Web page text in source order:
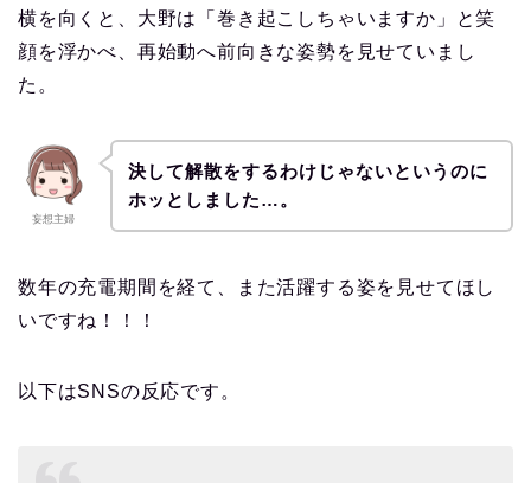
横を向くと、大野は「巻き起こしちゃいますか」と笑
顔を浮かべ、再始動へ前向きな姿勢を見せていまし
た。
妄想主婦
決して解散をするわけじゃないというのに
ホッとしました…。
数年の充電期間を経て、また活躍する姿を見せてほし
いですね！！！
以下はSNSの反応です。